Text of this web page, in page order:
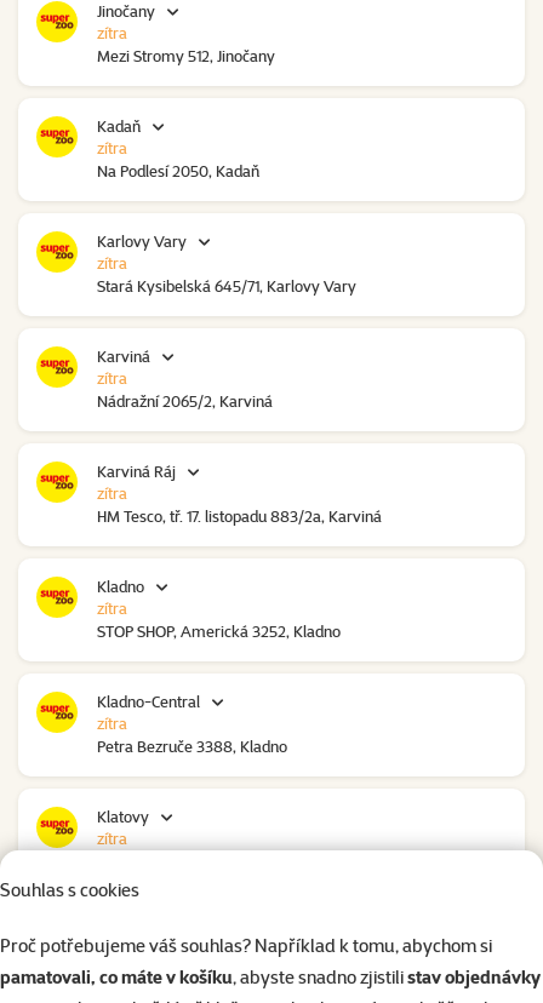
Souhlas s cookies
Proč potřebujeme váš souhlas? Například k tomu, abychom si
pamatovali, co máte v košíku, abyste snadno zjistilistav objednávky
Jinočany
Mezi Stromy 512, Jinočany
zítra
Kadaň
Na Podlesí 2050, Kadaň
zítra
Karlovy Vary
Stará Kysibelská 645/71, Karlovy Vary
zítra
Karviná
Nádražní 2065/2, Karviná
zítra
Karviná Ráj
HM Tesco, tř. 17. listopadu 883/2a, Karviná
zítra
Kladno
STOP SHOP, Americká 3252, Kladno
zítra
Kladno-Central
Petra Bezruče 3388, Kladno
zítra
Klatovy
zítra
Polepská 979, Kolín
zítra